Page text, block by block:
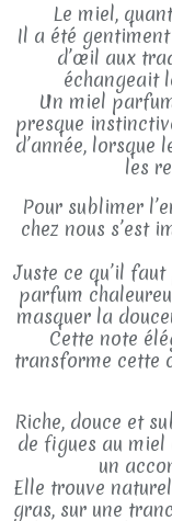
Le miel,
Il a été
d’œil aux
échangeait
Un miel
presque
d’année, lorsque
les
Pour sublimer
chez nous s’est
Juste ce qu’il
parfum
masquer la
Cette note
transforme cette
Riche, douce et
de figues au miel
un
Elle trouve
gras, sur une